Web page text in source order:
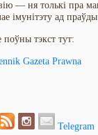
— ня толькі пра
імунітэту ад праўды
поўны тэкст тут:
Gazeta Prawna
Telegram